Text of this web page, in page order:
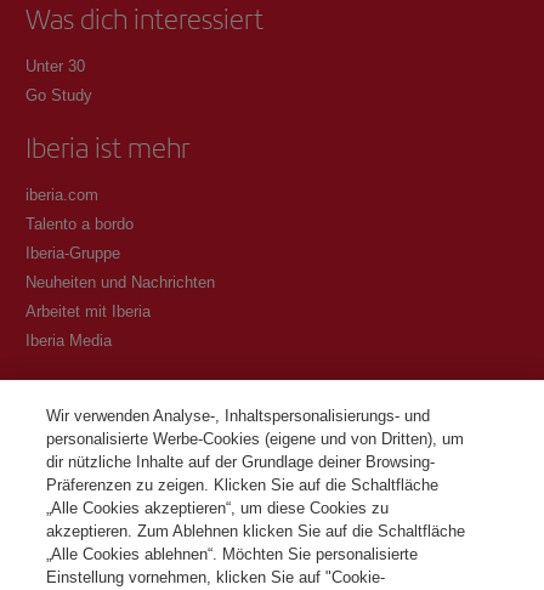
Was dich interessiert
Unter 30
Go Study
Iberia ist mehr
iberia.com
Talento a bordo
Iberia-Gruppe
Neuheiten und Nachrichten
Arbeitet mit Iberia
Iberia Media
Allgemeine Geschäftsbedingungen des Iberia Club Programms
Bedingungen für die Registrierung auf iberia.com
Richtlinien zum Schutz personenbezogener Daten
Cookie-Richtlinie und -Verwaltung
Kontaktiere
Wir verwenden Analyse-, Inhaltspersonalisierungs- und
personalisierte Werbe-Cookies (eigene und von Dritten), um
dir nützliche Inhalte auf der Grundlage deiner Browsing-
Präferenzen zu zeigen. Klicken Sie auf die Schaltfläche
„Alle Cookies akzeptieren“, um diese Cookies zu
akzeptieren. Zum Ablehnen klicken Sie auf die Schaltfläche
„Alle Cookies ablehnen“. Möchten Sie personalisierte
Einstellung vornehmen, klicken Sie auf "Cookie-